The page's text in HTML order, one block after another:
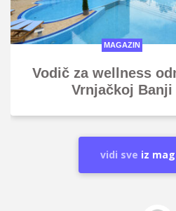
MAGAZIN
Vodič za wellness
Vrnjačkoj Banji
vidi sve iz